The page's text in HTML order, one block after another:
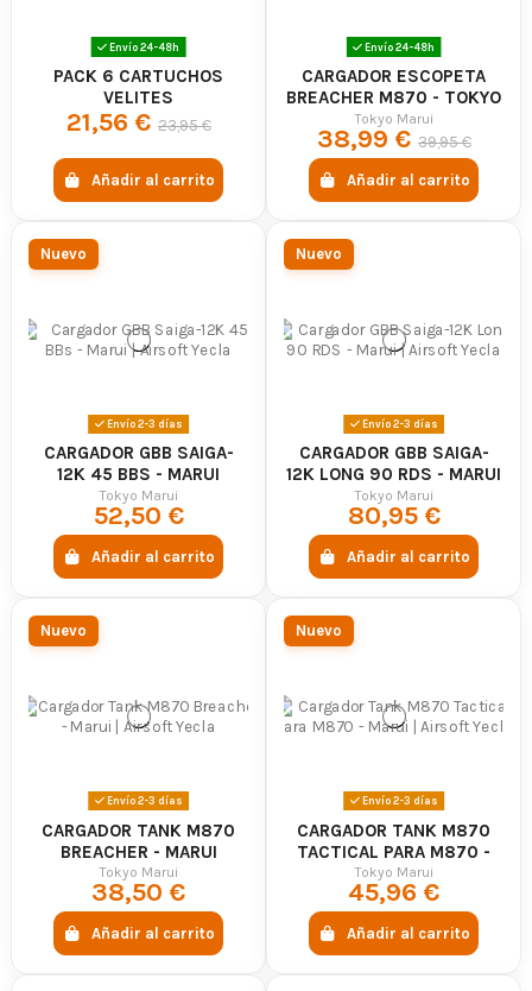
Envío 24-48h
PACK 6 CARTUCHOS
VELITES
21,56 € 23,95 €
Añadir al carrito
Envío 24-48h
CARGADOR ESCOPETA
BREACHER M870 - TOKYO
MARUI
Tokyo Marui
38,99 € 39,95 €
Añadir al carrito
Nuevo
Envío 2-3 días
CARGADOR GBB SAIGA-
12K 45 BBS - MARUI
Tokyo Marui
52,50 €
Añadir al carrito
Nuevo
Envío 2-3 días
CARGADOR GBB SAIGA-
12K LONG 90 RDS - MARUI
Tokyo Marui
80,95 €
Añadir al carrito
Nuevo
Envío 2-3 días
CARGADOR TANK M870
BREACHER - MARUI
Tokyo Marui
38,50 €
Añadir al carrito
Nuevo
Envío 2-3 días
CARGADOR TANK M870
TACTICAL PARA M870 -
MARUI
Tokyo Marui
45,96 €
Añadir al carrito